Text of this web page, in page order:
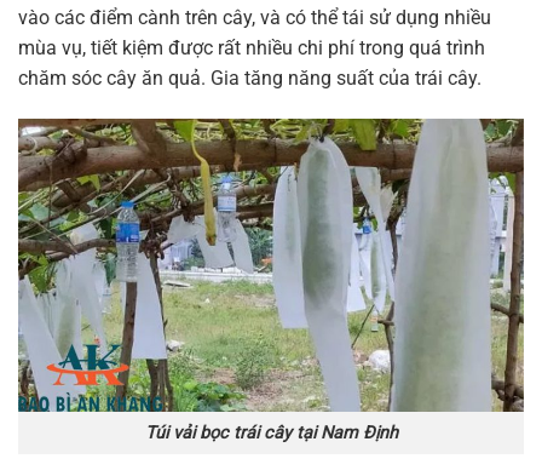
vào các điểm cành trên cây, và có thể tái sử dụng nhiều
mùa vụ, tiết kiệm được rất nhiều chi phí trong quá trình
chăm sóc cây ăn quả. Gia tăng năng suất của trái cây.
Túi vải bọc trái cây tại Nam Định